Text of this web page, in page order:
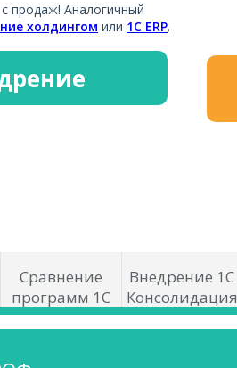
продаж! Аналогичный
холдингом или 1С ERP.
Сравнение
программ 1С
Внедрение 1С
Консолидация